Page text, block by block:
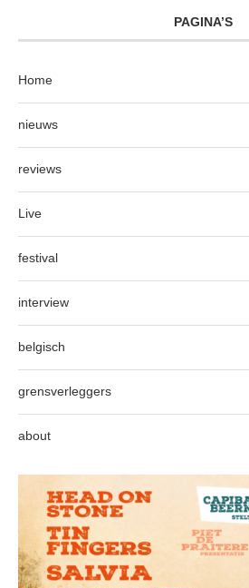
PAGINA’S
Home
nieuws
reviews
Live
festival
interview
belgisch
grensverleggers
about